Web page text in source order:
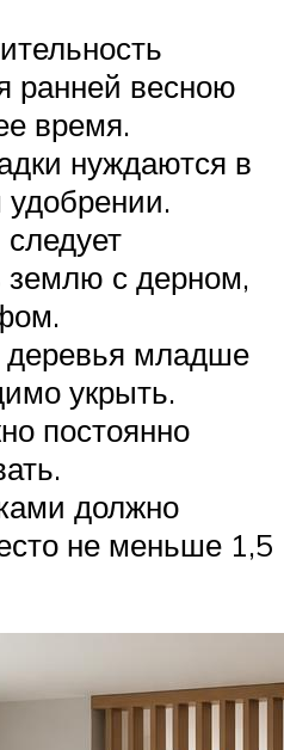
ранней весною
время.
нуждаются в
землю с дерном,
младше
укрыть.
постоянно
должно
не меньше 1,5